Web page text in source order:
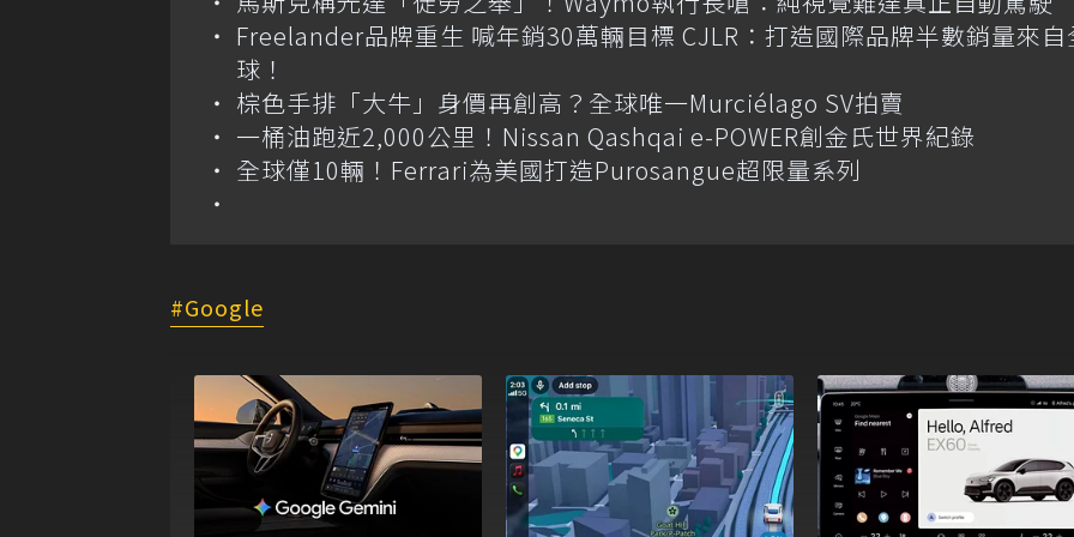
Freelander品牌重生 喊年銷30萬輛目標 CJLR：打造國際品牌半數銷量來自
球！
棕色手排「大牛」身價再創高？全球唯一Murciélago SV拍賣
一桶油跑近2,000公里！Nissan Qashqai e-POWER創金氏世界紀錄
全球僅10輛！Ferrari為美國打造Purosangue超限量系列
Google